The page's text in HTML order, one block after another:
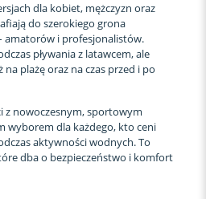
dla kobiet, mężczyzn oraz
do szerokiego grona
i profesjonalistów.
pływania z latawcem, ale
plażę oraz na czas przed i po
z nowoczesnym, sportowym
wyborem dla każdego, kto ceni
aktywności wodnych. To
dba o bezpieczeństwo i komfort